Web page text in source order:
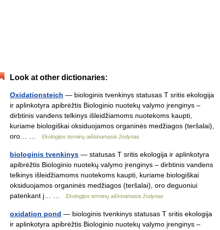
Look at other dictionaries:
Oxidationsteich — biologinis tvenkinys statusas T sritis ekologija
ir aplinkotyra apibrėžtis Biologinio nuotekų valymo įrenginys –
dirbtinis vandens telkinys išleidžiamoms nuotekoms kaupti,
kuriame biologiškai oksiduojamos organinės medžiagos (teršalai),
oro… …
Ekologijos terminų aiškinamasis žodynas
biologinis tvenkinys — statusas T sritis ekologija ir aplinkotyra
apibrėžtis Biologinio nuotekų valymo įrenginys – dirbtinis vandens
telkinys išleidžiamoms nuotekoms kaupti, kuriame biologiškai
oksiduojamos organinės medžiagos (teršalai), oro deguoniui
patenkant į… …
Ekologijos terminų aiškinamasis žodynas
oxidation pond — biologinis tvenkinys statusas T sritis ekologija
ir aplinkotyra apibrėžtis Biologinio nuotekų valymo įrenginys –